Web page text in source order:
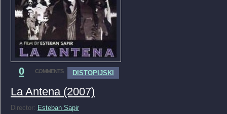
0 COMMENTS DISTOPIJSKI
La Antena (2007)
Director: Esteban Sapir